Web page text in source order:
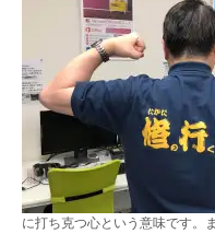
に打ち克つ心という意味です。